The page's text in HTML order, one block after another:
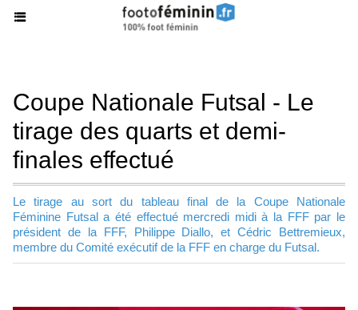
Coupe Nationale Futsal - Le
tirage des quarts et demi-
finales effectué
Le tirage au sort du tableau final de la Coupe Nationale
Féminine Futsal a été effectué mercredi midi à la FFF par le
président de la FFF, Philippe Diallo, et Cédric Bettremieux,
membre du Comité exécutif de la FFF en charge du Futsal.